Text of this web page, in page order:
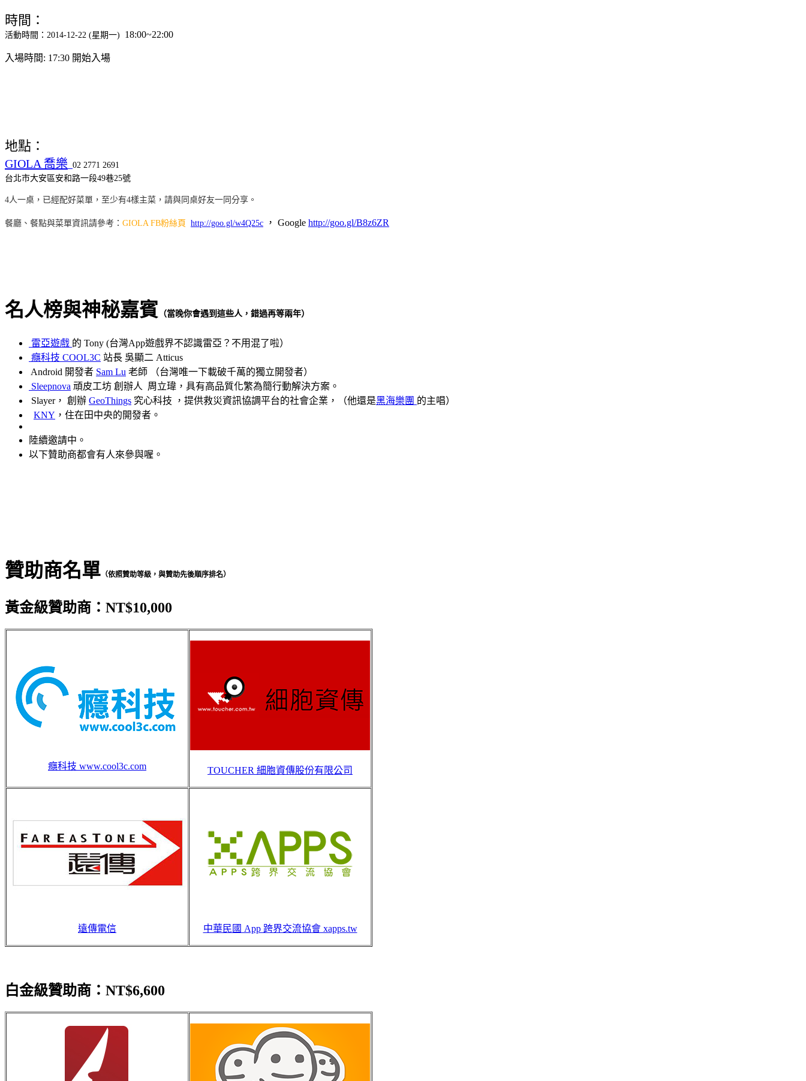
時間：
活動時間：2014-12-22 (星期一) 18:00~22:00
入場時間: 17:30 開始入場
地點：
GIOLA 喬樂 02 2771 2691
台北市大安區安和路一段49巷25號
4人一桌，已經配好菜單，至少有4樣主菜，請與同桌好友一同分享。
餐廳、餐點與菜單資訊請參考： GIOLA FB粉絲頁 http://goo.gl/w4Q25c ， Google http://goo.gl/B8z6ZR
名人榜與神秘嘉賓 （當晚你會遇到這些人，錯過再等兩年）
雷亞遊戲 的 Tony (台灣App遊戲界不認識雷亞？不用混了啦）
癮科技 COOL3C 站長 吳顯二 Atticus
Android 開發者 Sam Lu 老師 （台灣唯一下載破千萬的獨立開發者）
Sleepnova 頑皮工坊 創辦人 周立瑋，具有高品質化繁為簡行動解決方案。
Slayer， 創辦 GeoThings 究心科技 ，提供救災資訊協調平台的社會企業，（他還是黑海樂團 的主唱）
KNY ，住在田中央的開發者。
陸續邀請中。
以下贊助商都會有人來參與喔。
贊助商名單 （依照贊助等級，與贊助先後順序排名）
黃金級贊助商：NT$10,000
癮科技 www.cool3c.com TOUCHER 細胞資傳股份有限公司
遠傳電信 中華民國 App 跨界交流協會 xapps.tw
白金級贊助商：NT$6,600